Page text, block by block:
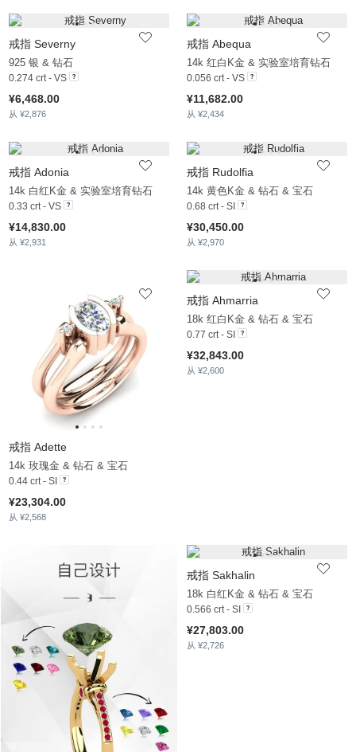
戒指 Severny
925 银 & 钻石
0.274 crt - VS
¥6,468.00
从 ¥2,876
戒指 Abequa
14k 红白K金 & 实验室培育钻石
0.056 crt - VS
¥11,682.00
从 ¥2,434
戒指 Adonia
14k 白红K金 & 实验室培育钻石
0.33 crt - VS
¥14,830.00
从 ¥2,931
戒指 Rudolfia
14k 黄色K金 & 钻石 & 宝石
0.68 crt - SI
¥30,450.00
从 ¥2,970
戒指 Adette
14k 玫瑰金 & 钻石 & 宝石
0.44 crt - SI
¥23,304.00
从 ¥2,568
戒指 Ahmarria
18k 红白K金 & 钻石 & 宝石
0.77 crt - SI
¥32,843.00
从 ¥2,600
戒指 Sakhalin
18k 白红K金 & 钻石 & 宝石
0.566 crt - SI
¥27,803.00
从 ¥2,726